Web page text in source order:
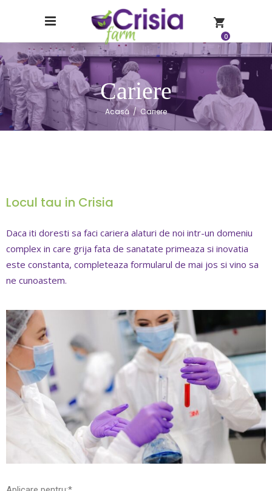
0
Cariere
Acasă /Cariere
Locul tau in Crisia
Daca iti doresti sa faci cariera alaturi de noi intr-un domeniu
complex in care grija fata de sanatate primeaza si inovatia
este constanta, completeaza formularul de mai jos si vino sa
ne cunoastem.